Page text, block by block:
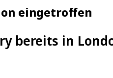
eingetroffen
bereits in